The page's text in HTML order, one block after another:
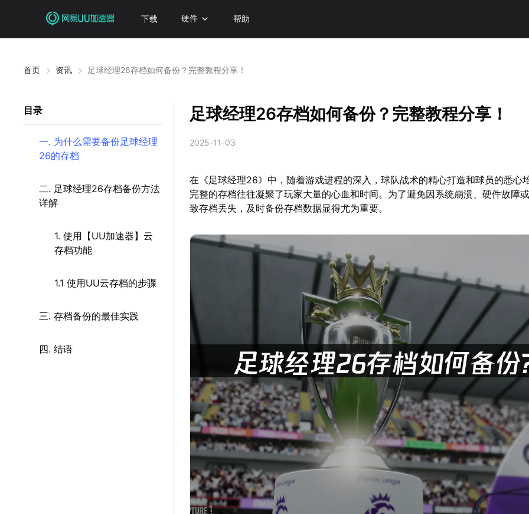
下载 硬件 帮助
首页 资讯 足球经理26存档如何备份？完整教程分享！
目录
一. 为什么需要备份足球经理
26的存档
二. 足球经理26存档备份方法
详解
1. 使用【UU加速器】云
存档功能
1.1 使用UU云存档的步骤
三. 存档备份的最佳实践
四. 结语
足球经理26存档如何备份？完整教程分享！
2025-11-03
在《足球经理26》中，随着游戏进程的深入，球队战术的精心打造和球员的悉心
完整的存档往往凝聚了玩家大量的心血和时间。为了避免因系统崩溃、硬件故障
致存档丢失，及时备份存档数据显得尤为重要。